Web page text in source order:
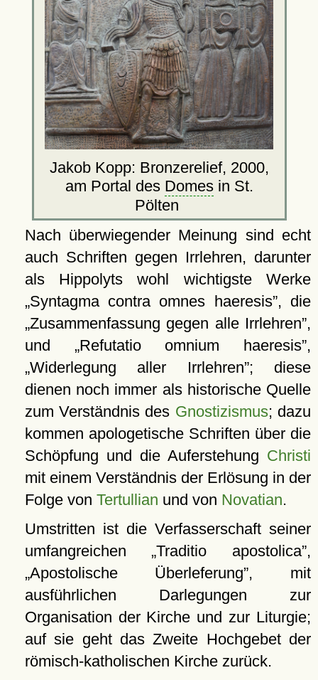
Jakob Kopp: Bronzerelief, 2000,
am Portal des Domesin St.
Pölten
Nach überwiegender Meinung sind echt
auch Schriften gegen Irrlehren, darunter
als Hippolyts wohl wichtigste Werke
Syntagma contra omnes haeresis , die
Zusammenfassung gegen alle Irrlehren ,
und
Refutatio omnium haeresis ,
Widerlegung aller Irrlehren ; diese
dienen noch immer als historische Quelle
zum Verständnis des Gnostizismus; dazu
kommen apologetische Schriften über die
Schöpfung und die Auferstehung Christi
mit einem Verständnis der Erlösung in der
Folge von Tertullian und von Novatian.
Umstritten ist die Verfasserschaft seiner
umfangreichen Traditio apostolica ,
Apostolische Überleferung , mit
ausführlichen Darlegungen zur
Organisation der Kirche und zur Liturgie;
auf sie geht das Zweite Hochgebet der
römisch-katholischen Kirche zurück.